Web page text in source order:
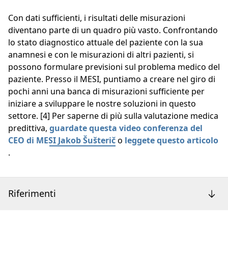
Con dati sufficienti, i risultati delle misurazioni
diventano parte di un quadro più vasto. Confrontando
lo stato diagnostico attuale del paziente con la sua
anamnesi e con le misurazioni di altri pazienti, si
possono formulare previsioni sul problema medico del
paziente. Presso il MESI, puntiamo a creare nel giro di
pochi anni una banca di misurazioni sufficiente per
iniziare a sviluppare le nostre soluzioni in questo
settore. [4] Per saperne di più sulla valutazione medica
predittiva, guardate questa video conferenza del
CEO di MESI Jakob Šušteričo leggete questo articolo
.
Riferimenti